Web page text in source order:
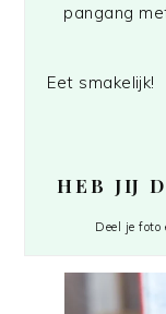
pangang
Eet smakelijk!
HEB JIJ
Deel je